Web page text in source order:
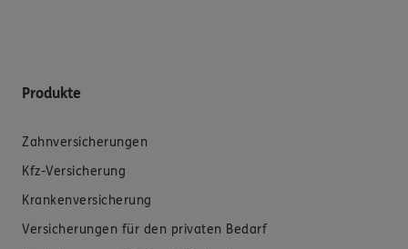
Produkte
Zahnversicherungen
Kfz-Versicherung
Krankenversicherung
Versicherungen für den privaten Bedarf